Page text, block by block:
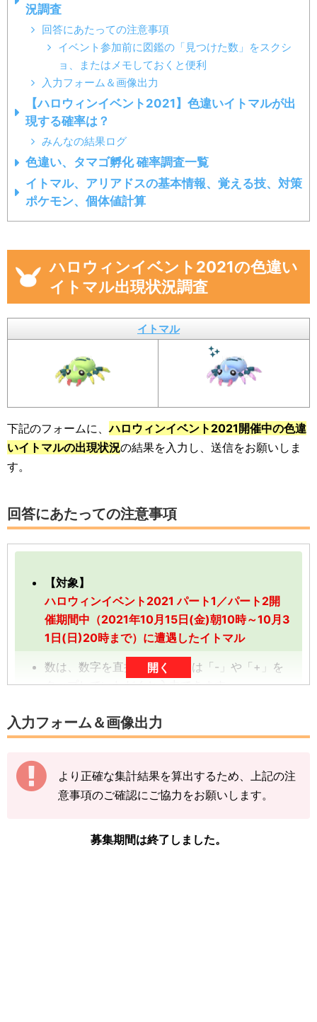
況調査
回答にあたっての注意事項
イベント参加前に図鑑の「見つけた数」をスクシ
ョ、またはメモしておくと便利
入力フォーム＆画像出力
【ハロウィンイベント2021】色違いイトマルが出
現する確率は？
みんなの結果ログ
色違い、タマゴ孵化 確率調査一覧
イトマル、アリアドスの基本情報、覚える技、対策
ポケモン、個体値計算
ハロウィンイベント2021の色違い
イトマル出現状況調査
イトマル
下記のフォームに、ハロウィンイベント2021開催中の色違
いイトマルの出現状況の結果を入力し、送信をお願いしま
す。
回答にあたっての注意事項
【対象】
ハロウィンイベント2021 パート1／パート2開
催期間中（2021年10月15日(金)朝10時～10月3
1日(日)20時まで）に遭遇したイトマル
数は、数字を直接入力、または「-」や「+」を
タップしていただくと入力できます。
数字は、前回の入力内容に追加分を加算する形
（累計数）で入力をお願いします。
途中結果が3匹→まずは「3」で送信
その後の結果が2匹→前回入力した「3」に「+
下記の情報を入力し、 「結果を送信する」をタ
開く
入力フォーム＆画像出力
より正確な集計結果を算出するため、上記の注
意事項のご確認にご協力をお願いします。
募集期間は終了しました。